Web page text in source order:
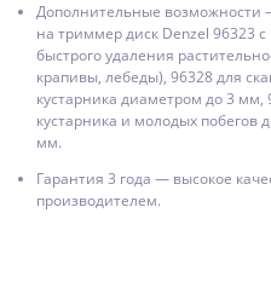
Дополнительные возможности
на триммер диск Denzel 96323
быстрого удаления
крапивы, лебеды), 96328 для
кустарника диаметром до 3
кустарника и молодых побегов
мм.
Гарантия 3 года — высокое
производителем.